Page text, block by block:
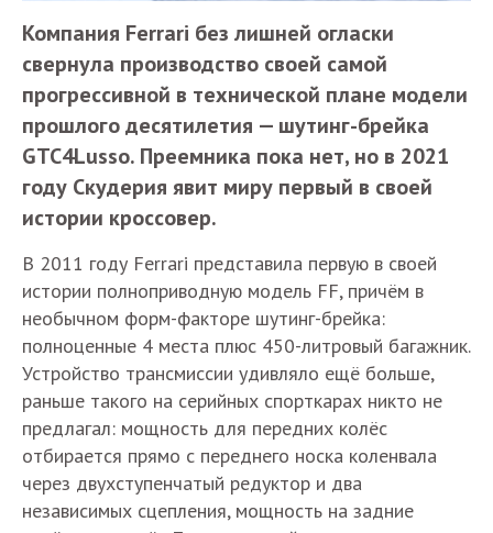
Компания Ferrari без лишней огласки
свернула производство своей самой
прогрессивной в технической плане модели
прошлого десятилетия — шутинг-брейка
GTC4Lusso. Преемника пока нет, но в 2021
году Скудерия явит миру первый в своей
истории кроссовер.
В 2011 году Ferrari представила первую в своей
истории полноприводную модель FF, причём в
необычном форм-факторе шутинг-брейка:
полноценные 4 места плюс 450-литровый багажник.
Устройство трансмиссии удивляло ещё больше,
раньше такого на серийных спорткарах никто не
предлагал: мощность для передних колёс
отбирается прямо с переднего носка коленвала
через двухступенчатый редуктор и два
независимых сцепления, мощность на задние